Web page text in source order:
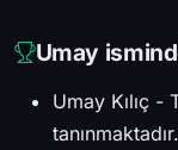
Umay
Umay Kılıç
tanınmaktadır.